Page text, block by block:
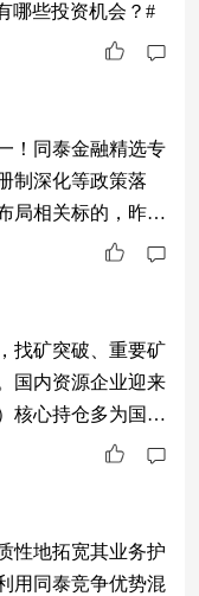
哪些投资机会？#
！同泰金融精选专
制深化等政策落
局相关标的，昨日
软～$同泰金融精
找矿突破、重要矿
国内资源企业迎来
核心持仓多为国内
盈混合C$ #存储
性地拓宽其业务护
用同泰竞争优势混